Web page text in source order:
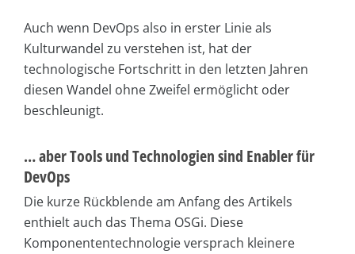
Auch wenn DevOps also in erster Linie als
Kulturwandel zu verstehen ist, hat der
technologische Fortschritt in den letzten Jahren
diesen Wandel ohne Zweifel ermöglicht oder
beschleunigt.
… aber Tools und Technologien sind Enabler für
DevOps
Die kurze Rückblende am Anfang des Artikels
enthielt auch das Thema OSGi. Diese
Komponententechnologie versprach kleinere